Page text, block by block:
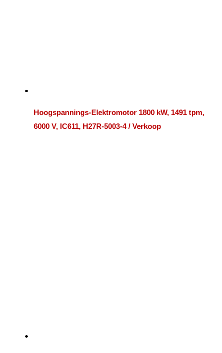
Hoogspannings-Elektromotor 1800 kW, 1491 tpm,
6000 V, IC611, H27R-5003-4 / Verkoop